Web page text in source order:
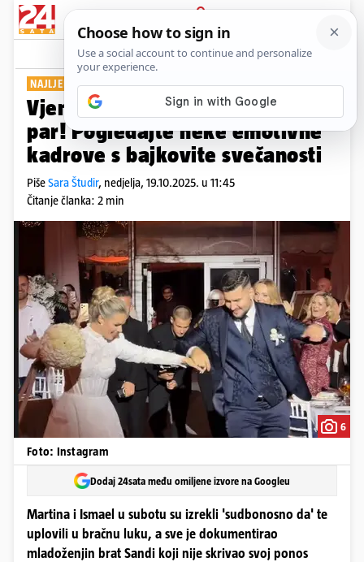
PRIJAVA
Show Komentari
NAJLJEPŠI DAN
Vjenčao se domaći influencerski
par! Pogledajte neke emotivne
kadrove s bajkovite svečanosti
PišeSara Študir, nedjelja, 19.10.2025. u 11:45
Čitanje članka: 2 min
6
Foto: Instagram
Dodaj 24sata među omiljene izvore na Googleu
Martina i Ismael u subotu su izrekli 'sudbonosno da' te
uplovili u bračnu luku, a sve je dokumentirao
mladoženjin brat Sandi koji nije skrivao svoj ponos